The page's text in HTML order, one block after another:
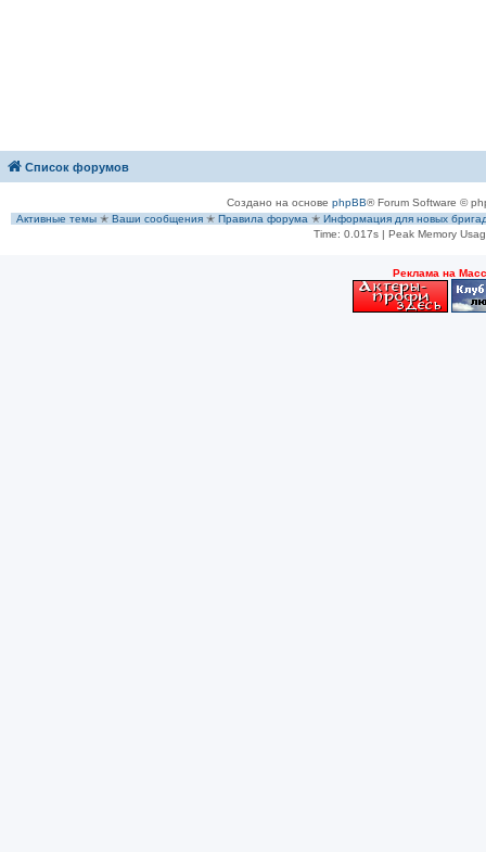
Список форумов
Создано на основе phpBB® Forum Software ©
Активные темы ✭ Ваши сообщения ✭ Правила форума ✭ Информация для новых
Time: 0.017s| Peak Memory
Рeклама на